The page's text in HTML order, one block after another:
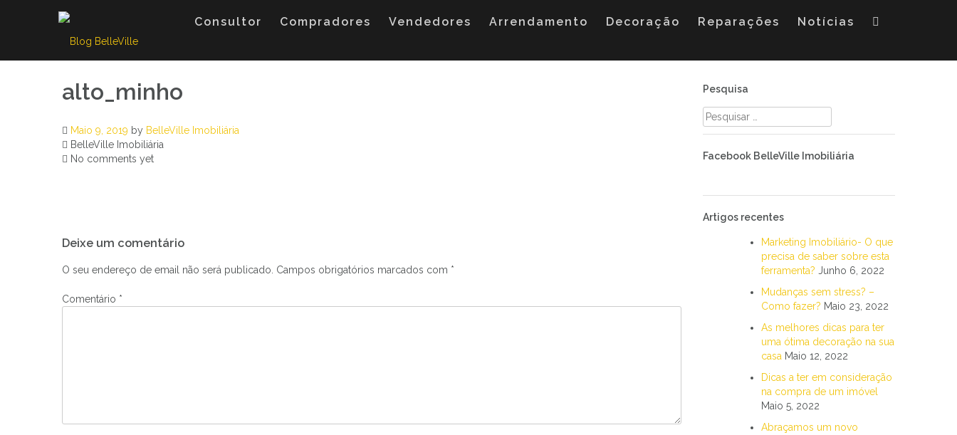
Consultor Compradores Vendedores Arrendamento Decoração Reparações Notícias
alto_minho
Maio 9, 2019 by BelleVille Imobiliária
BelleVille Imobiliária
No comments yet
de
artigos
Deixe um comentário
O seu endereço de email não será publicado. Campos obrigatórios marcados com *
Comentário *
Pesquisa
Pesquisar
por:
Facebook BelleVille Imobiliária
Artigos recentes
Marketing Imobiliário- O que
precisa de saber sobre esta
ferramenta? Junho 6, 2022
Mudanças sem stress? –
Como fazer? Maio 23, 2022
As melhores dicas para ter
uma ótima decoração na sua
casa Maio 12, 2022
Dicas a ter em consideração
na compra de um imóvel
Maio 5, 2022
Abraçamos um novo